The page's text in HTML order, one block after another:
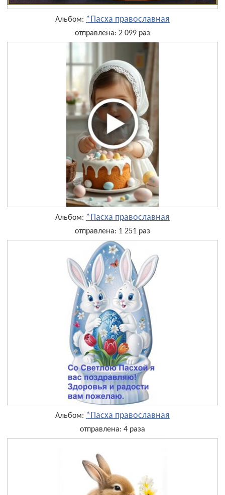
Альбом: *Пасха православная
отправлена: 2 099 раз
Альбом: *Пасха православная
отправлена: 1 251 раз
Альбом: *Пасха православная
отправлена: 4 раза